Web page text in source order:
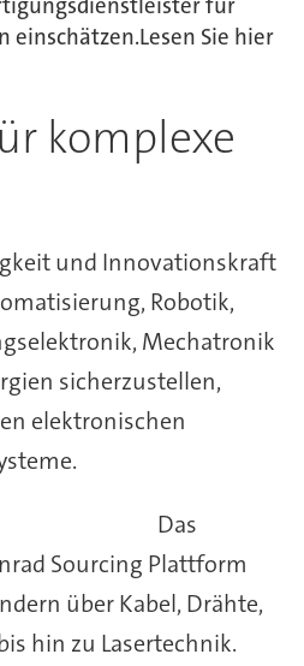
für
einschätzen.Lesen Sie hier
komplexe
und Innovationskraft
Robotik,
Mechatronik
sicherzustellen,
elektronischen
Das
Sourcing Plattform
über Kabel, Drähte,
hin zu Lasertechnik.